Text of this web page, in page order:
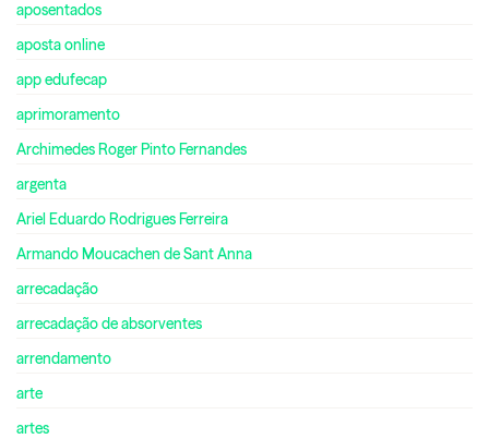
aposentados
aposta online
app edufecap
aprimoramento
Archimedes Roger Pinto Fernandes
argenta
Ariel Eduardo Rodrigues Ferreira
Armando Moucachen de Sant Anna
arrecadação
arrecadação de absorventes
arrendamento
arte
artes